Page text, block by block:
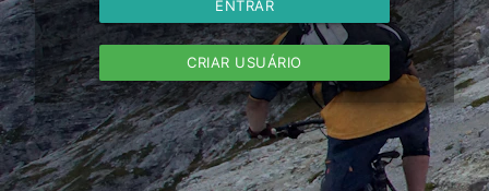
ENTRAR
CRIAR USUÁRIO